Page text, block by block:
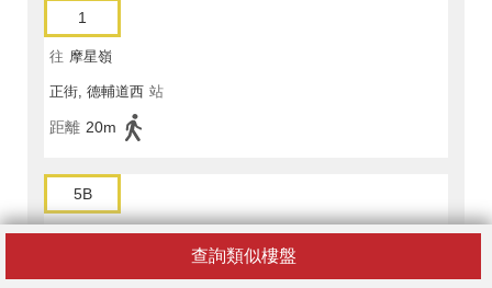
查詢類似樓盤
1
往 摩星嶺
正街, 德輔道西 站
距離 20m
5B
往 香港大球場